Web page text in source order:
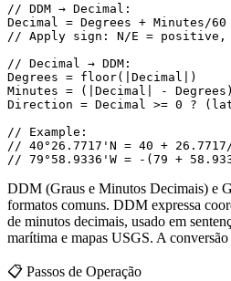
// DDM → Decimal:
Decimal = Degrees + Minutes/60
// Apply sign: N/E = positive,
// Decimal → DDM:
Degrees = floor(|Decimal|)
Minutes = (|Decimal| -
Direction = Decimal >= 0
// Example:
// 40°26.7717'N = 40 + 26.7717/
// 79°58.9336'W = -(79 +
DDM (Graus e Minutos Decimais) e
formatos comuns. DDM expressa
de minutos decimais, usado em
marítima e mapas USGS. A
📋 Passos de Operação